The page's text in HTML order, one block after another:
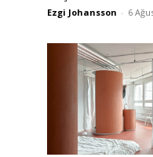
Ezgi Johansson - 6